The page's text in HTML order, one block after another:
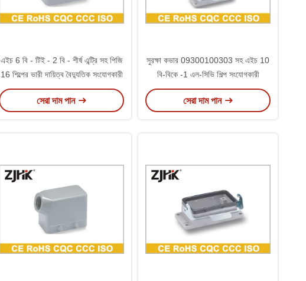
এইচ 6 বি - টিই - 2 বি - শীর্ষ এন্ট্রি সহ পিজি
16 শিল্পের ভারী দায়িত্ব বৈদ্যুতিক সংযোগকারী
সেরা দাম পান
সুরক্ষা কভার 09300100303 সহ এইচ 10
বি-বিকে -1 এল-সিভি শিল্প সংযোগকারী
সেরা দাম পান